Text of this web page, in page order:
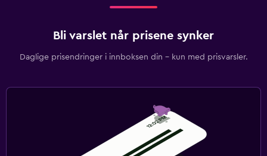
Bli varslet når prisene synker
Daglige prisendringer i innboksen din – kun med prisvarsler.